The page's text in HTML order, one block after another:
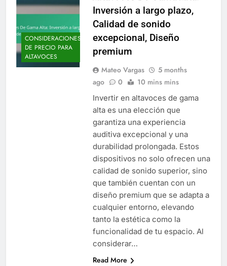
CONSIDERACIONES
DE PRECIO PARA
ALTAVOCES
Inversión a largo plazo,
Calidad de sonido
excepcional, Diseño
premium
Mateo Vargas
5 months
ago
0 10 mins mins
Invertir en altavoces de gama
alta es una elección que
garantiza una experiencia
auditiva excepcional y una
durabilidad prolongada. Estos
dispositivos no solo ofrecen una
calidad de sonido superior, sino
que también cuentan con un
diseño premium que se adapta a
cualquier entorno, elevando
tanto la estética como la
funcionalidad de tu espacio. Al
considerar…
Read More